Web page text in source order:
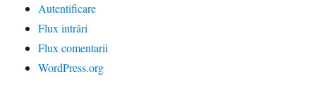
Autentificare
Flux intrări
Flux comentarii
WordPress.org